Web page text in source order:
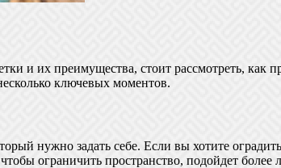
и их преимущества, стоит рассмотреть,
ключевых моментов.
нужно задать себе. Если вы хотите
ограничить пространство, подойдет более